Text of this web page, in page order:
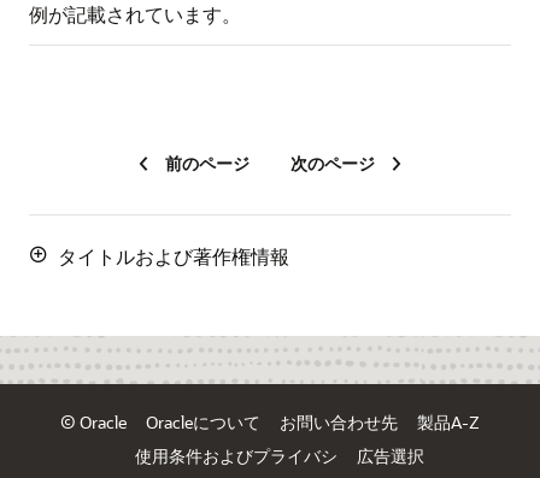
例が記載されています。
前のページ 次のページ
タイトルおよび著作権情報
© Oracle Oracleについて お問い合わせ先
製品A-Z
使用条件およびプライバシ
広告選択